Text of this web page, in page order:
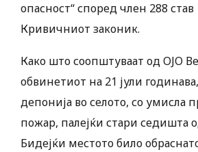
опасност“ според член 288 став
Кривичниот законик.
Како што соопштуваат од ОЈО
обвинетиот на 21 јули
депонија во селото, со умисла
пожар, палејќи стари седишта
Бидејќи местото било